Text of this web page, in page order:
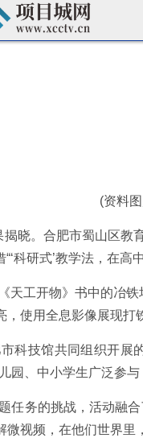
(资料
晓。合肥市蜀山区
科研式’教学法，在高
天工开物》书中的冶
使用全息影像展现打
科技馆共同组织开
、中小学生广泛参
务的挑战，活动融
视频，在他们世界里